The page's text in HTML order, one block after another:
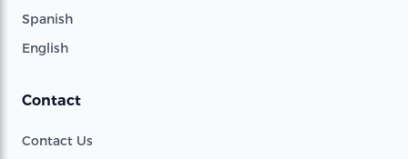
Spanish
English
Contact
Contact Us